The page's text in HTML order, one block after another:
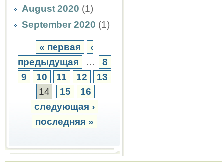
August 2020 (1)
September 2020 (1)
« первая
‹
предыдущая
…
8
9
10 11 12
13
14
15
16
следующая ›
последняя »